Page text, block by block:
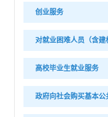
创业服务
对就业困难人员（含建
高校毕业生就业服务
政府向社会购买基本公